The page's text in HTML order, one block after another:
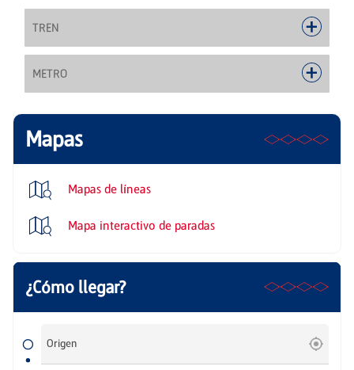
TREN
METRO
Mapas
Mapas de líneas
Mapa interactivo de paradas